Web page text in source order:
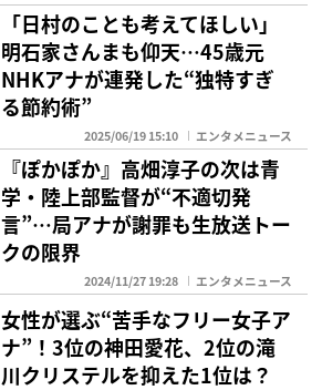
「日村のことも考えてほしい」
明石家さんまも仰天…45歳元
NHKアナが連発した“独特すぎ
る節約術”
2025/06/19 15:10 エンタメニュース
『ぽかぽか』高畑淳子の次は青
学・陸上部監督が“不適切発
言”…局アナが謝罪も生放送トー
クの限界
2024/11/27 19:28 エンタメニュース
女性が選ぶ“苦手なフリー女子ア
ナ”！3位の神田愛花、2位の滝
川クリステルを抑えた1位は？